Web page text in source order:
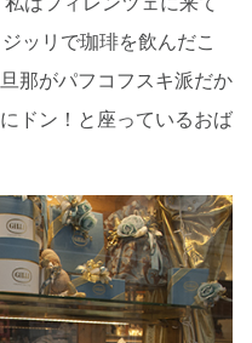
ッリで珈琲を飲んだこ
那がパフコフスキ派だか
ドン！と座っているおば